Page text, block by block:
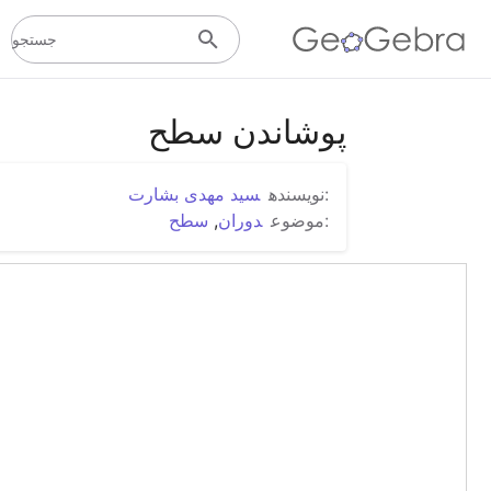
جستجو
پوشاندن سطح
:نویسنده سید مهدی بشارت
:موضوع دوران, سطح